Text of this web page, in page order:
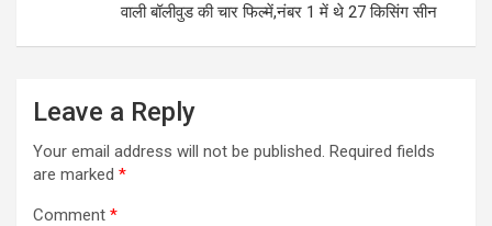
वाली बॉलीवुड की चार फिल्में,नंबर 1 में थे 27 किसिंग सीन
Leave a Reply
Your email address will not be published. Required fields
are marked *
Comment *